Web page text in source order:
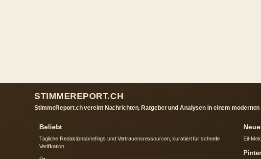
StimmeReport.ch vereint Nachrichten, Ratgeber und Analysen in einem
Tagliche Redaktionsbriefings und Vertrauensressourcen, kuratiert fur schnelle
Verifikation.
Eil-